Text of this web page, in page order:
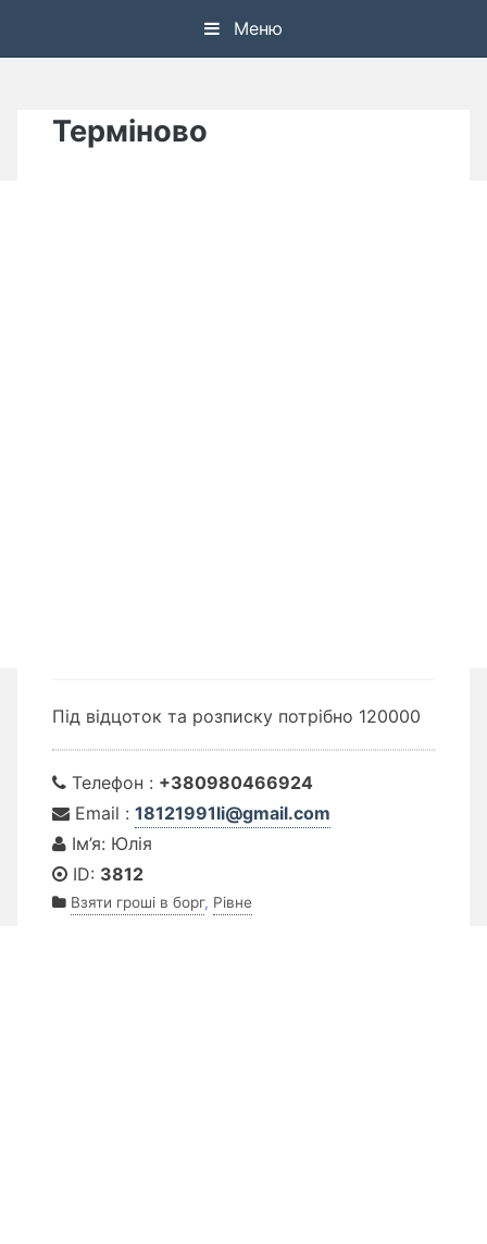
Меню
Терміново
Під відцоток та розписку потрібно 120000
Телефон : +380980466924
Email : 18121991li@gmail.com
Ім’я: Юлія
ID: 3812
Взяти гроші в борг, Рівне